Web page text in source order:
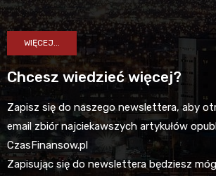
WIĘCEJ...
Chcesz wiedzieć więcej?
Zapisz się do naszego newslettera, aby
email zbiór najciekawszych artykułów
CzasFinansow.pl
Zapisując się do newslettera będziesz